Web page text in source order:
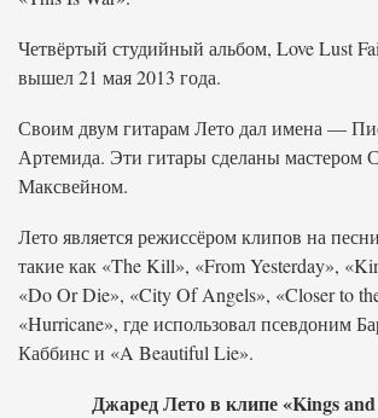
Четвёртый студийный альбом, Love Lust
вышел 21 мая 2013 года.
Своим двум гитарам Лето дал имена —
Артемида. Эти гитары сделаны мастером
Максвейном.
Лето является режиссёром клипов на
такие как «The Kill», «From Yesterday»,
«Do Or Die», «City Of Angels», «Closer to
«Hurricane», где использовал псевдоним
Каббинс и «A Beautiful Lie».
Джаред Лето в клипе «Kings and